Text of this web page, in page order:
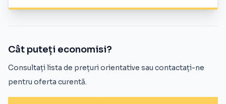
Cât puteți economisi?
Consultați lista de prețuri orientative sau contactați-ne
pentru oferta curentă.